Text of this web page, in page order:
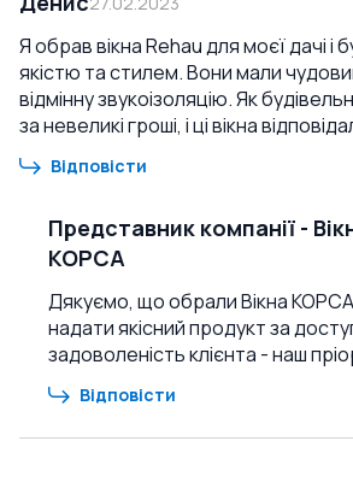
Я обрав вікна Rehau для моєї дачі і
якістю та стилем. Вони мали
відмінну звукоізоляцію. Як
за невеликі гроші, і ці вікна
Відповісти
Представник компанії -
КОРСА
Дякуємо, що обрали Вікна
надати якісний продукт за
задоволеність клієнта - наш
Відповісти